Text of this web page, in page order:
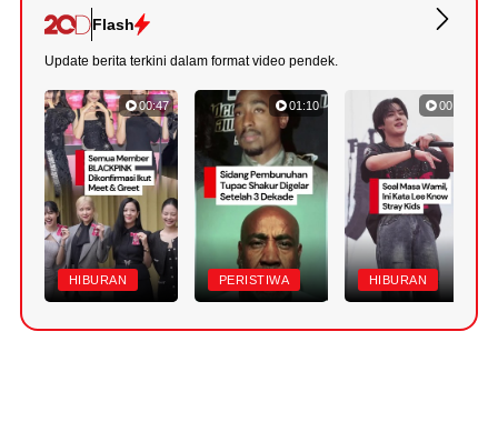
Flash
Update berita terkini dalam format video pendek.
00:47
HIBURAN
01:10
PERISTIWA
00:48
HIBURAN